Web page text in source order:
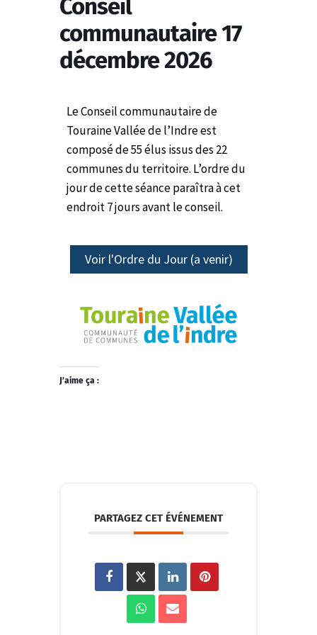
Conseil
communautaire 17
décembre 2026
Le Conseil communautaire de
Touraine Vallée de l’Indre est
composé de 55 élus issus des 22
communes du territoire. L’ordre du
jour de cette séance paraîtra à cet
endroit 7 jours avant le conseil.
Voir l'Ordre du Jour (a venir)
J’aime ça :
PARTAGEZ CET ÉVÉNEMENT